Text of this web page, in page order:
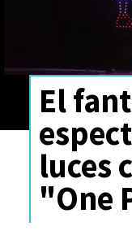
El
luces
"One